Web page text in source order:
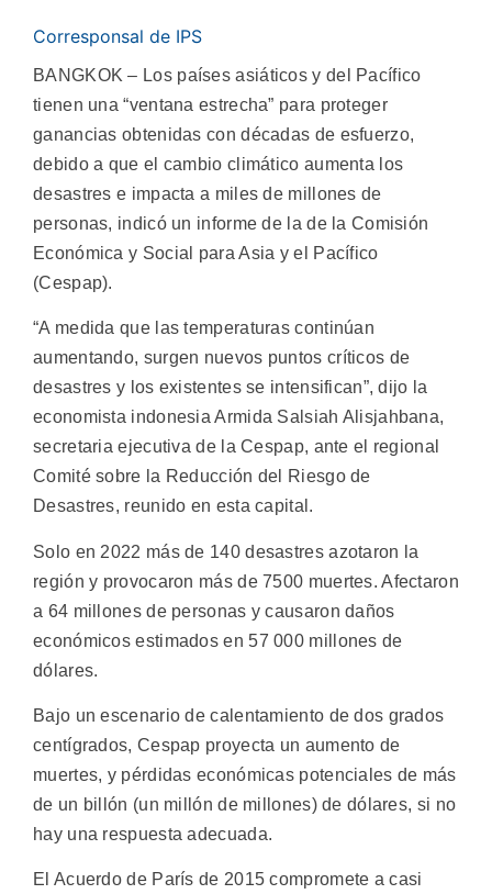
Corresponsal de IPS
BANGKOK – Los países asiáticos y del Pacífico
tienen una “ventana estrecha” para proteger
ganancias obtenidas con décadas de esfuerzo,
debido a que el cambio climático aumenta los
desastres e impacta a miles de millones de
personas, indicó un informe de la de la Comisión
Económica y Social para Asia y el Pacífico
(Cespap).
“A medida que las temperaturas continúan
aumentando, surgen nuevos puntos críticos de
desastres y los existentes se intensifican”, dijo la
economista indonesia Armida Salsiah Alisjahbana,
secretaria ejecutiva de la Cespap, ante el regional
Comité sobre la Reducción del Riesgo de
Desastres, reunido en esta capital.
Solo en 2022 más de 140 desastres azotaron la
región y provocaron más de 7500 muertes. Afectaron
a 64 millones de personas y causaron daños
económicos estimados en 57 000 millones de
dólares.
Bajo un escenario de calentamiento de dos grados
centígrados, Cespap proyecta un aumento de
muertes, y pérdidas económicas potenciales de más
de un billón (un millón de millones) de dólares, si no
hay una respuesta adecuada.
El Acuerdo de París de 2015 compromete a casi